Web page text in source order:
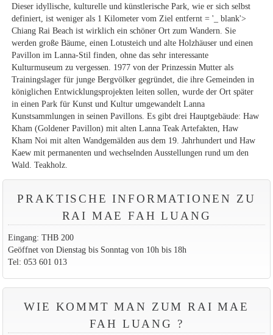
Dieser idyllische, kulturelle und künstlerische Park, wie er sich selbst
definiert, ist weniger als 1 Kilometer vom Ziel entfernt = '_ blank'>
Chiang Rai Beachist wirklich ein schöner Ort zum Wandern. Sie
werden große Bäume, einen Lotusteich und alte Holzhäuser und einen
Pavillon im Lanna-Stil finden, ohne das sehr interessante
Kulturmuseum zu vergessen. 1977 von der Prinzessin Mutter als
Trainingslager für junge Bergvölker gegründet, die ihre Gemeinden in
königlichen Entwicklungsprojekten leiten sollen, wurde der Ort später
in einen Park für Kunst und Kultur umgewandelt Lanna
Kunstsammlungen in seinen Pavillons. Es gibt drei Hauptgebäude: Haw
Kham (Goldener Pavillon) mit alten Lanna Teak Artefakten, Haw
Kham Noi mit alten Wandgemälden aus dem 19. Jahrhundert und Haw
Kaew mit permanenten und wechselnden Ausstellungen rund um den
Wald. Teakholz.
PRAKTISCHE INFORMATIONEN ZU
RAI MAE FAH LUANG
Eingang: THB 200
Geöffnet von Dienstag bis Sonntag von 10h bis 18h
Tel: 053 601 013
WIE KOMMT MAN ZUM RAI MAE
FAH LUANG ?